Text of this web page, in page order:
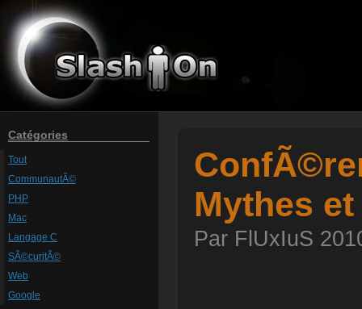
Catégories
Tout
CommunautÃ©
PHP
Mac
Langage C
SÃ©curitÃ©
Web
Google
Mythes
Par FlUxIuS